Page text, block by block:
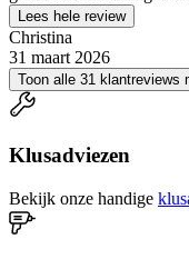
Lees hele review
Christina
31 maart 2026
Toon alle 31 klantreviews
Klusadviezen
Bekijk onze handige